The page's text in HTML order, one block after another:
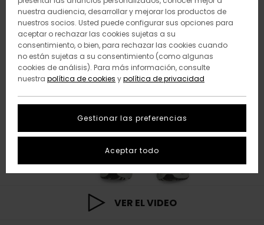
VER EL VIDEO
nuestra audiencia, desarrollar y mejorar los productos de
nuestros socios. Usted puede configurar sus opciones para
aceptar o rechazar las cookies sujetas a su
consentimiento, o bien, para rechazar las cookies cuando
no están sujetas a su consentimiento (como algunas
cookies de análisis). Para más información, consulte
nuestra política de cookies ypolítica de privacidad
Gestionar las preferencias
Aceptar todo